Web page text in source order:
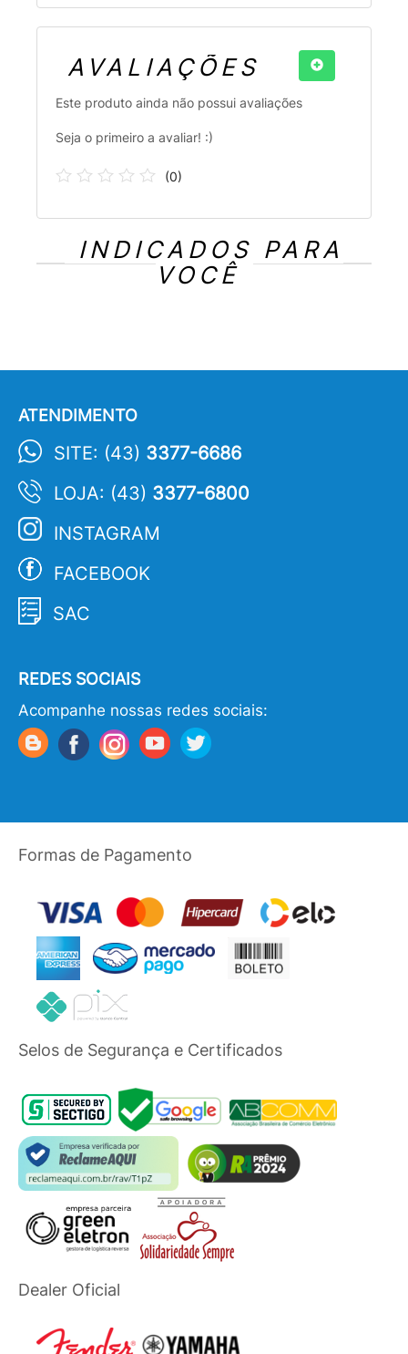
AVALIAÇÕES
Este produto ainda não possui avaliações
Seja o primeiro a avaliar! :)
(0)
INDICADOS PARA
VOCÊ
ATENDIMENTO
SITE: (43) 3377-6686
LOJA: (43) 3377-6800
INSTAGRAM
FACEBOOK
SAC
REDES SOCIAIS
Acompanhe nossas redes sociais:
Formas de Pagamento
Selos de Segurança e Certificados
Dealer Oficial